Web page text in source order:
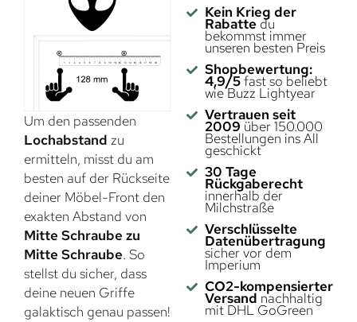
Um den passenden
Lochabstand zu
ermitteln, misst du am
besten auf der Rückseite
deiner Möbel-Front den
exakten Abstand von
Mitte Schraube zu
Mitte Schraube. So
stellst du sicher, dass
deine neuen Griffe
galaktisch genau passen!
Kein Krieg der
Rabatte du
bekommst immer
unseren besten Preis
Shopbewertung:
4,9/5fast so beliebt
wie Buzz Lightyear
Vertrauen seit
2009 über 150.000
Bestellungen ins All
geschickt
30 Tage
Rückgaberecht
innerhalb der
Milchstraße
Verschlüsselte
Datenübertragung
sicher vor dem
Imperium
CO2-kompensierter
Versand nachhaltig
mit DHL GoGreen